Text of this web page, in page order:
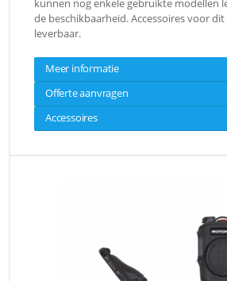
kunnen nog enkele gebruikte modellen
de beschikbaarheid. Accessoires voor
leverbaar.
Meer informatie
Offerte aanvragen
Accessoires